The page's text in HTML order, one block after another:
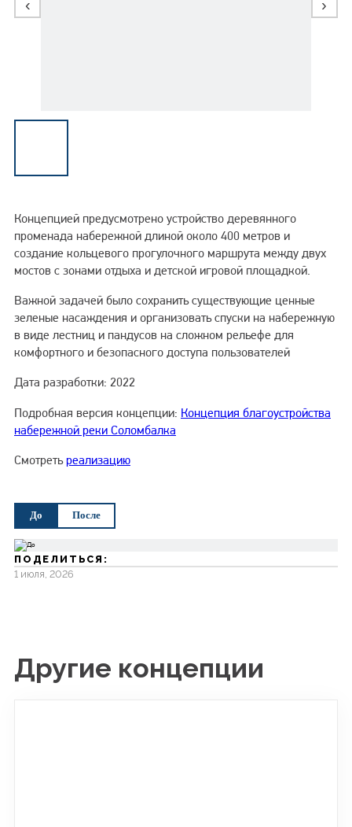
‹ ›
Концепцией предусмотрено устройство деревянного
променада набережной длиной около 400 метров и
создание кольцевого прогулочного маршрута между двух
мостов с зонами отдыха и детской игровой площадкой.
Важной задачей было сохранить существующие ценные
зеленые насаждения и организовать спуски на набережную
в виде лестниц и пандусов на сложном рельефе для
комфортного и безопасного доступа пользователей
Дата разработки: 2022
Подробная версия концепции: Концепция благоустройства
набережной реки Соломбалка
Смотретьреализацию
До После
ПОДЕЛИТЬСЯ:
1 июля, 2026
Другие концепции